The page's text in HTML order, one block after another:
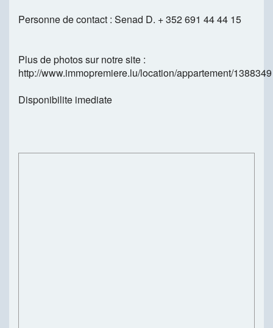
Personne de contact : Senad D. + 352 691 44 44 15
Plus de photos sur notre site :
http://www.immopremiere.lu/location/appartement/1388349
Disponibilite imediate